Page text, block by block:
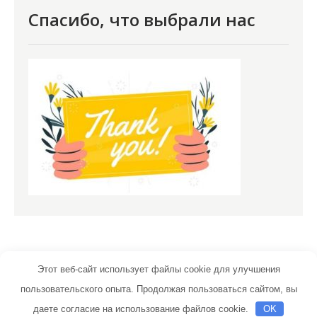
Спасибо, что выбрали нас
optimist-stroy.ru | Тема от Grace Themes
Этот веб-сайт использует файлы cookie для улучшения
пользовательского опыта. Продолжая пользоваться сайтом, вы
даете согласие на использование файлов cookie.
OK